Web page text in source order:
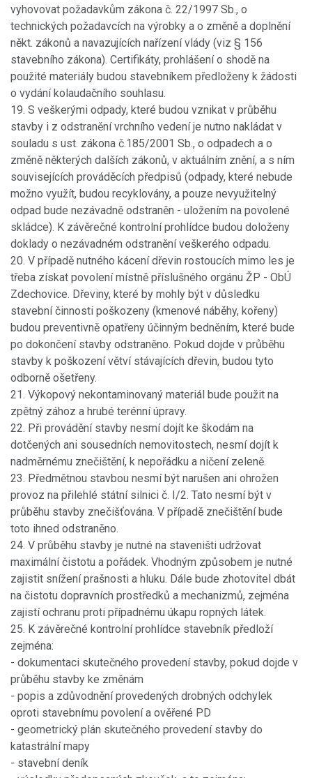
vyhovovat požadavkům zákona č. 22/1997 Sb., o
technických požadavcích na výrobky a o změně a doplnění
někt. zákonů a navazujících nařízení vlády (viz § 156
stavebního zákona). Certifikáty, prohlášení o shodě na
použité materiály budou stavebníkem předloženy k žádosti
o vydání kolaudačního souhlasu.
19. S veškerými odpady, které budou vznikat v průběhu
stavby i z odstranění vrchního vedení je nutno nakládat v
souladu s ust. zákona č.185/2001 Sb., o odpadech a o
změně některých dalších zákonů, v aktuálním znění, a s ním
souvisejících prováděcích předpisů (odpady, které nebude
možno využít, budou recyklovány, a pouze nevyužitelný
odpad bude nezávadně odstraněn - uložením na povolené
skládce). K závěrečné kontrolní prohlídce budou doloženy
doklady o nezávadném odstranění veškerého odpadu.
20. V případě nutného kácení dřevin rostoucích mimo les je
třeba získat povolení místně příslušného orgánu ŽP - ObÚ
Zdechovice. Dřeviny, které by mohly být v důsledku
stavební činnosti poškozeny (kmenové náběhy, kořeny)
budou preventivně opatřeny účinným bedněním, které bude
po dokončení stavby odstraněno. Pokud dojde v průběhu
stavby k poškození větví stávajících dřevin, budou tyto
odborně ošetřeny.
21. Výkopový nekontaminovaný materiál bude použit na
zpětný zához a hrubé terénní úpravy.
22. Při provádění stavby nesmí dojít ke škodám na
dotčených ani sousedních nemovitostech, nesmí dojít k
nadměrnému znečištění, k nepořádku a ničení zeleně.
23. Předmětnou stavbou nesmí být narušen ani ohrožen
provoz na přilehlé státní silnici č. I/2. Tato nesmí být v
průběhu stavby znečišťována. V případě znečištění bude
toto ihned odstraněno.
24. V průběhu stavby je nutné na staveništi udržovat
maximální čistotu a pořádek. Vhodným způsobem je nutné
zajistit snížení prašnosti a hluku. Dále bude zhotovitel dbát
na čistotu dopravních prostředků a mechanizmů, zejména
zajistí ochranu proti případnému úkapu ropných látek.
25. K závěrečné kontrolní prohlídce stavebník předloží
zejména:
- dokumentaci skutečného provedení stavby, pokud dojde v
průběhu stavby ke změnám
- popis a zdůvodnění provedených drobných odchylek
oproti stavebnímu povolení a ověřené PD
- geometrický plán skutečného provedení stavby do
katastrální mapy
- stavební deník